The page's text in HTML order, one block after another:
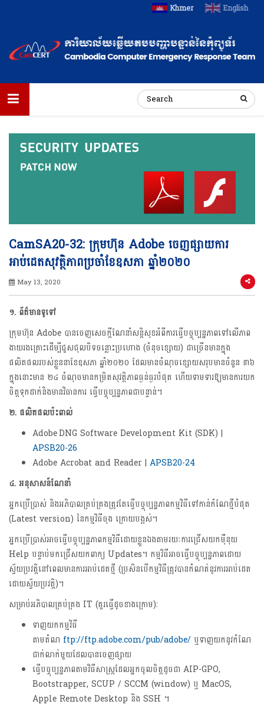
Khmer English
CamSA20-32: ក្រុមហ៊ុន​​ Adobe ចេញផ្សាយ​ការ
អាប់ដេត​សុវត្ថិភាព​ប្រចាំ​ខែ​ឧសភា​ ឆ្នាំ២០២០​
May 13, 2020
១. ព័ត៌មានទូទៅ
ក្រុមហ៊ុន​ Adobe​ បាន​ចេញ​សេចក្តី​ណែនាំសន្តិសុខ​អំពីការធ្វើបច្ចុប្បន្នភាពទៅលើភាព
ងាយរងគ្រោះដើម្បីជួសជុលបិទចន្លោះប្រហោង ​(ចំនុចខ្សោយ) ជាច្រើនមានក្នុង
ផលិតផលរបស់ខ្លួននាខែឧសភា ឆ្នាំ២០២០​ ដែលមានចំណុចខ្សោយសរុបមានចំនួន ៣៦
ក្នុងនោះមាន ២៤ ចំណុចមានកម្រិតសុវត្ថិភាពធ្ងន់ធ្ងរបំផុត ហើយទាមទារឱ្យមានការយក
ចិត្តទុកដាក់និងមានវិធានការ ធ្វើបច្ចុប្បន្នភាពជាបន្ទាន់។
២. ផលិតផលប៉ះពាល់
Adobe DNG Software Development Kit (SDK) |
APSB20-26
Adobe Acrobat and Reader | APSB20-24
៤. អនុសាសន៍ណែនាំ
អ្នកប្រើប្រាស់ និងអភិបាលគ្រប់គ្រងត្រូវតែធ្វើបច្ចុប្បន្នភាពកម្មវិធីទៅកាន់កំណែថ្មីបំផុត
(Latest version) នៃកម្មវិធីចុង ក្រោយបង្អស់។
អ្នកប្រើប្រាស់អាចធ្វើបច្ចុប្បន្នភាពកម្មវិធីដោយខ្លួនឯងតាមរយៈការជ្រើសយកម៉ឺនុយ
Help បន្ទាប់មកជ្រើសយកពាក្យ Updates។ កម្មវិធីអាចធ្វើបច្ចុប្បន្នភាពដោយ
ស្វ័យប្រវត្តិនៅពេលមានការអាប់ដេតថ្មី (ប្រសិនបើកម្មវិធីត្រូវបានកំណត់នូវការអាប់ដេត​
ដោយ​ស្វ័យប្រវត្តិ)។
សម្រាប់អភិបាលគ្រប់គ្រង IT (គួរធ្វើដូចខាងក្រោម):
ទាញយកកម្មវិធី
តាមតំណ ftp://ftp.adobe.com/pub/adobe/ ឬទាញយកនូវកំណែ
ជាក់លាក់មួយដែលបានចេញផ្សាយ
ធ្វើបច្ចុប្បន្នភាពតាមវិធីសាស្ត្រដែលអ្នកចូលចិត្តដូចជា AIP-GPO,
Bootstrapper, SCUP / SCCM (window) ឬ MacOS,
Apple Remote Desktop និង SSH ។